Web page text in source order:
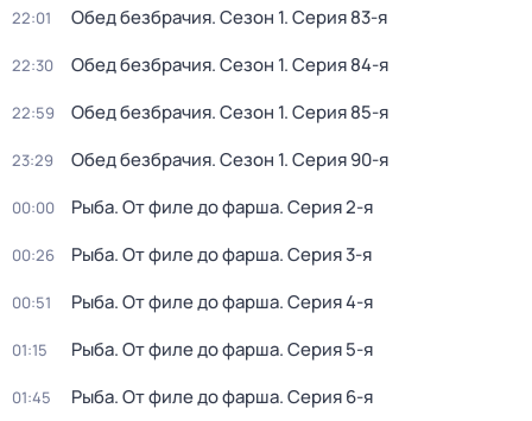
22:01 Обед безбрачия. Сезон 1. Серия 83-я
22:30 Обед безбрачия. Сезон 1. Серия 84-я
22:59 Обед безбрачия. Сезон 1. Серия 85-я
23:29 Обед безбрачия. Сезон 1. Серия 90-я
00:00 Рыба. От филе до фарша. Серия 2-я
00:26 Рыба. От филе до фарша. Серия 3-я
00:51 Рыба. От филе до фарша. Серия 4-я
01:15 Рыба. От филе до фарша. Серия 5-я
01:45 Рыба. От филе до фарша. Серия 6-я